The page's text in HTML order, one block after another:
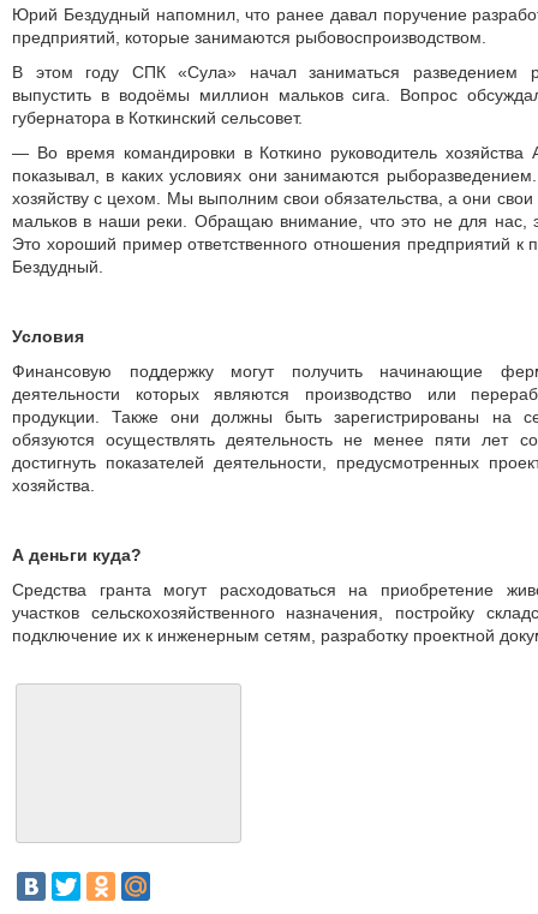
Юрий Бездудный напомнил, что ранее давал поручение
предприятий, которые занимаются рыбовоспроизводством.
В этом году СПК «Сула» начал заниматься разведением
выпустить в водоёмы миллион мальков сига. Вопрос
губернатора в Коткинский сельсовет.
— Во время командировки в Коткино руководитель хозяйства
показывал, в каких условиях они занимаются
хозяйству с цехом. Мы выполним свои обязательства, а они
мальков в наши реки. Обращаю внимание, что это не для нас,
Это хороший пример ответственного отношения предприятий
Бездудный.
Условия
Финансовую поддержку могут получить начинающие
деятельности которых являются производство или
продукции. Также они должны быть зарегистрированы на
обязуются осуществлять деятельность не менее пяти лет
достигнуть показателей деятельности, преду­смотренных
хозяйства.
А деньги куда?
Средства гранта могут расходоваться на приобретение
участков сельскохозяйственного назначения, постройку
подключение их к инженерным сетям, разработку проектной